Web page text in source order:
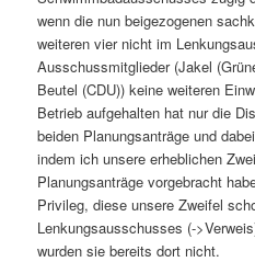
wenn die nun beigezogenen
weiteren vier nicht im
Ausschussmitglieder (Jakel
Beutel (CDU)) keine weiteren
Betrieb aufgehalten hat nur die
beiden Planungsanträge und
indem ich unsere erheblichen
Planungsanträge vorgebracht
Privileg, diese unsere Zweifel
Lenkungsausschusses (-
wurden sie bereits dort nicht.